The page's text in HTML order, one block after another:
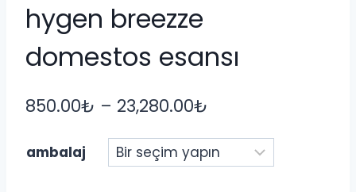
hygen breezze
domestos esansı
850.00₺ – 23,280.00₺
aralığı:
850.00₺
ambalaj